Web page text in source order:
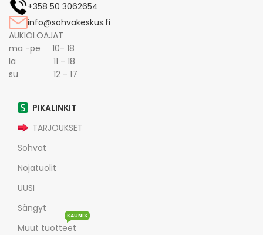
+358 50 3062654
info@sohvakeskus.fi
AUKIOLOAJAT
ma -pe 10- 18
la 11 - 18
su 12 - 17
PIKALINKIT
TARJOUKSET
Sohvat
Nojatuolit
UUSI
Sängyt
Muut tuotteet
KAUNIS